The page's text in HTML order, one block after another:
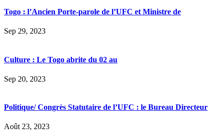
Togo : l’Ancien Porte-parole de l’UFC et Ministre de
Sep 29, 2023
Culture : Le Togo abrite du 02 au
Sep 20, 2023
Politique/ Congrès Statutaire de l’UFC : le Bureau Directeur
Août 23, 2023